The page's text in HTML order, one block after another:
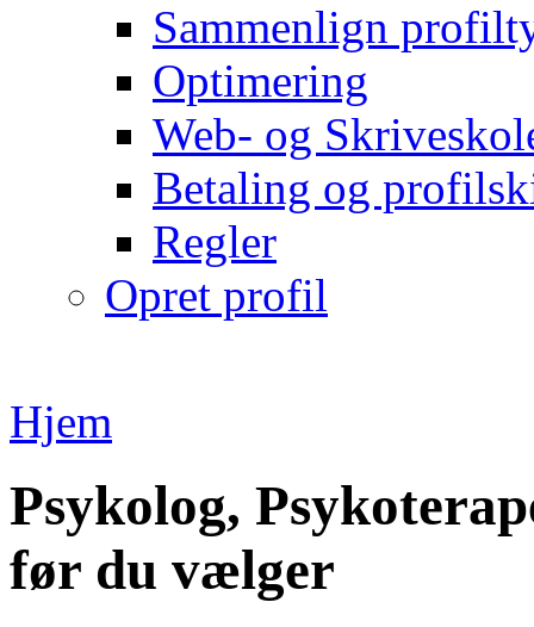
Sammenlign
Optimering
Web- og
Betaling og
Regler
Opret profil
Hjem
Psykolog,
før du vælger